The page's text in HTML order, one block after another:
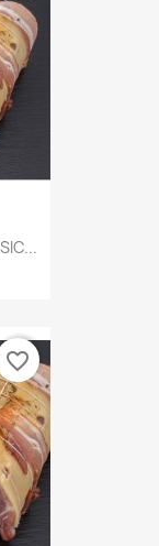
favorite_border